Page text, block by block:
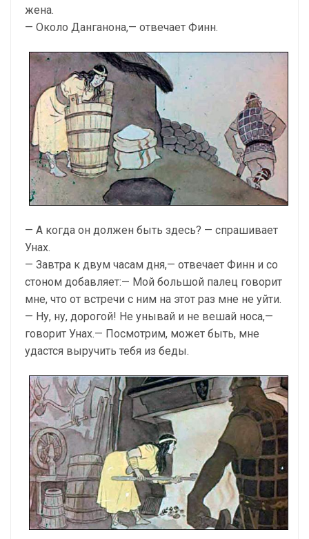
жена.
— Около Данганона,— отвечает Финн.
— А когда он должен быть здесь? — спрашивает
Унах.
— Завтра к двум часам дня,— отвечает Финн и со
стоном добавляет:— Мой большой палец говорит
мне, что от встречи с ним на этот раз мне не уйти.
— Ну, ну, дорогой! Не унывай и не вешай носа,—
говорит Унах.— Посмотрим, может быть, мне
удастся выручить тебя из беды.